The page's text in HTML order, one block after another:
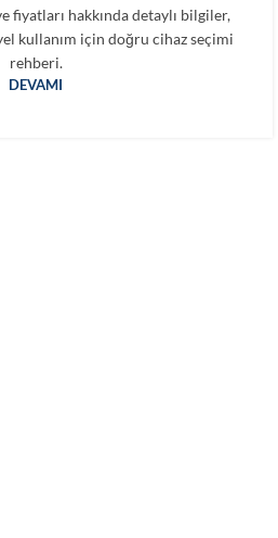
fiyatları hakkında detaylı bilgiler,
kullanım için doğru cihaz seçimi
rehberi.
DEVAMI